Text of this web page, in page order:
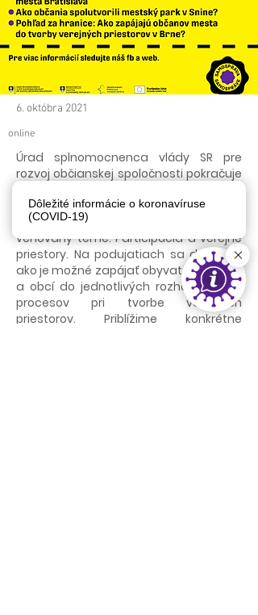
6. októbra 2021
online
Úrad splnomocnenca vlády SR pre
rozvoj občianskej spoločnosti pokračuje
samosprávu v rámci programu „Na
občanoch záleží“. Tento mesiac je
venovaný téme: Participácia a verejné
priestory. Na podujatiach sa dozviete,
ako je možné zapájať obyvateľov miest
a obcí do jednotlivých rozhodovacích
procesov pri tvorbe verejných
priestorov. Priblížime konkrétne
Dôležité informácie o koronavíruse
(COVID-19)